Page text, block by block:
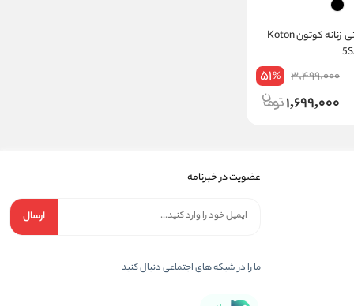
شلوارک نخی راحتی زنانه کوتون Koton
3,499,000
51%
1,699,000
عضویت در خبرنامه
ارسال
ما را در شبکه های اجتماعی دنبال کنید